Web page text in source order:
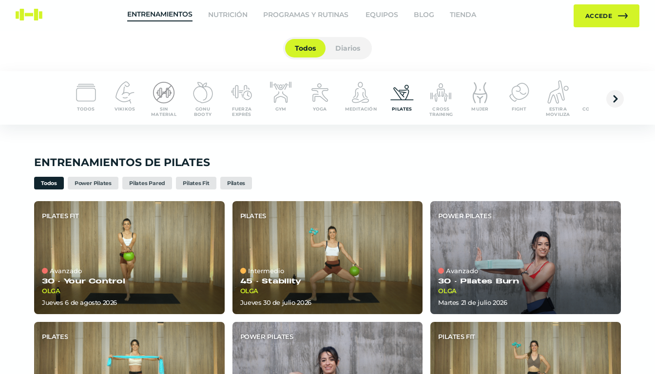
ENTRENAMIENTOS NUTRICIÓN PROGRAMAS Y RUTINAS EQUIPOS BLOG TIENDA ACCEDE
Todos Diarios
TODOS VIKIKOS
SIN
MATERIAL
GONU
BOOTY
FUERZA
EXPRÉS
GYM YOGA MEDITACIÓN PILATES
CROSS
TRAINING
MUJER FIGHT
ESTIRA
MOVILIZA
ENTRENAMIENTOS DE PILATES
Todos Power Pilates Pilates Pared Pilates Fit Pilates
PILATES FIT
Avanzado
30 ·Your Control
OLGA
jueves 6deagosto 2026
PILATES
Intermedio
45 ·Stability
OLGA
jueves 30 de julio 2026
POWER PILATES
Avanzado
30 · Pilates Burn
OLGA
martes 21 de julio 2026
PILATES POWER PILATES PILATES FIT